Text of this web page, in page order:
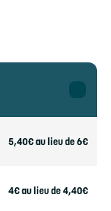
5,40€ au lieu de 6€
4€ au lieu de 4,40€